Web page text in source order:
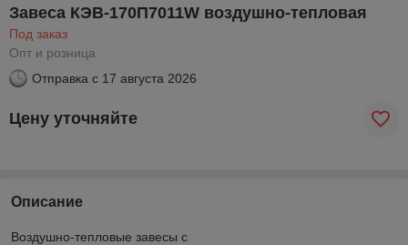
Завеса КЭВ-170П7011W воздушно-тепловая
Под заказ
Опт и розница
Отправка с 17 августа 2026
Цену уточняйте
Описание
Воздушно-тепловые завесы с